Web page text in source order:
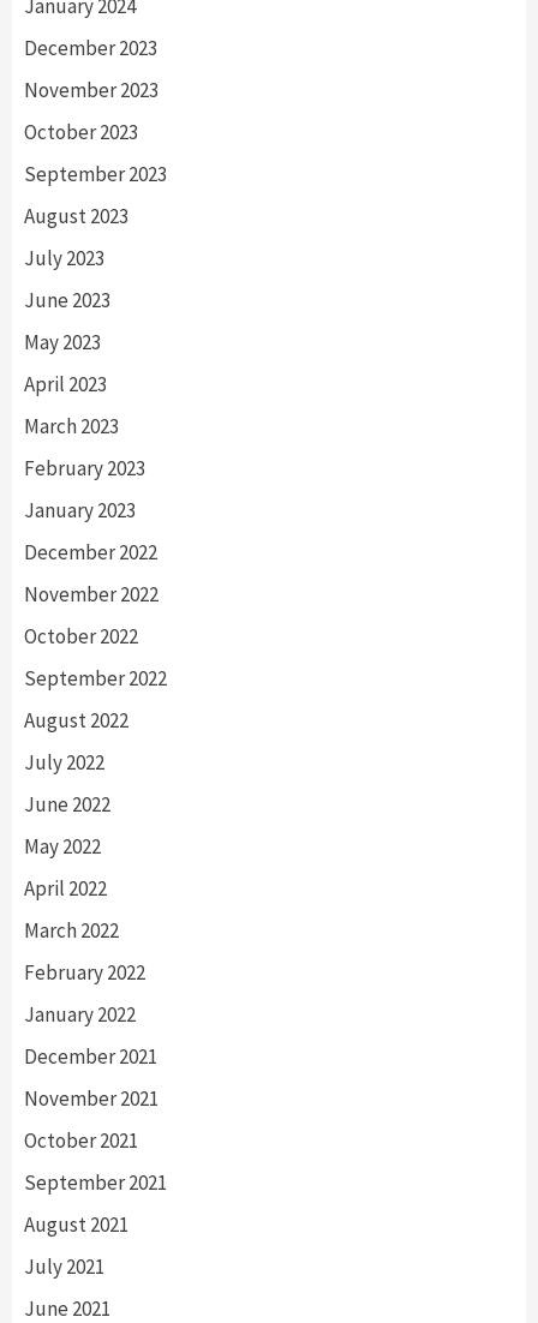
January 2024
December 2023
November 2023
October 2023
September 2023
August 2023
July 2023
June 2023
May 2023
April 2023
March 2023
February 2023
January 2023
December 2022
November 2022
October 2022
September 2022
August 2022
July 2022
June 2022
May 2022
April 2022
March 2022
February 2022
January 2022
December 2021
November 2021
October 2021
September 2021
August 2021
July 2021
June 2021